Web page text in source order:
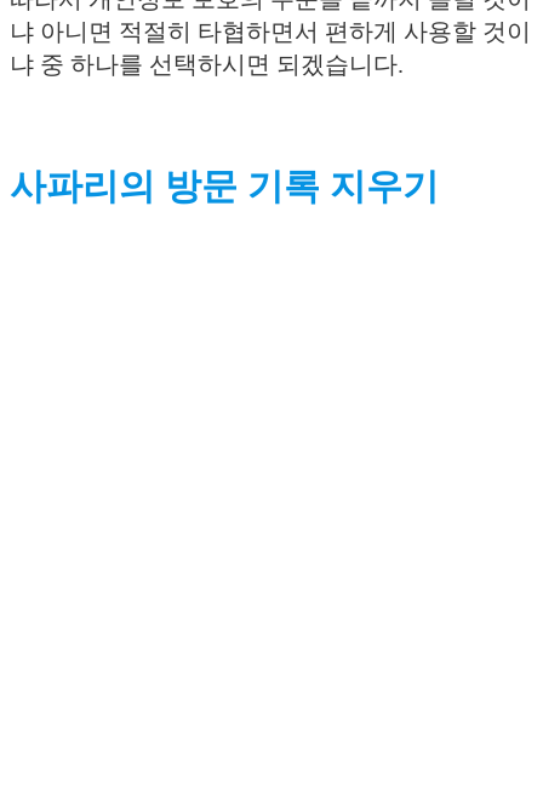
냐 아니면 적절히 타협하면서 편하게 사용할 것이
냐 중 하나를 선택하시면 되겠습니다.
사파리의 방문 기록 지우기